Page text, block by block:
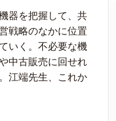
器を把握して、共
戦略のなかに位置
いく。不必要な機
中古販売に回せれ
江端先生、これか